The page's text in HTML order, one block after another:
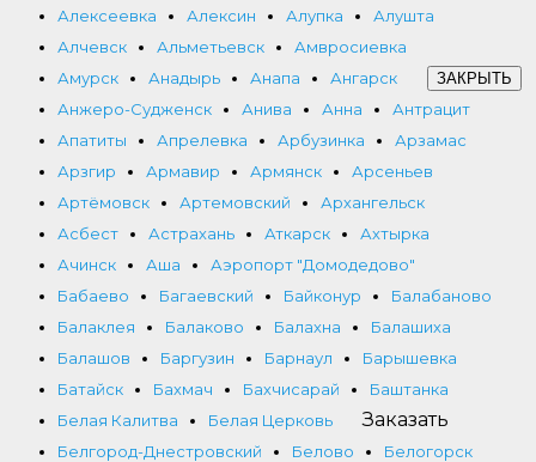
Алексеевка
Алексин Алупка
Алушта
Алчевск
Альметьевск
Амвросиевка
Амурск
Анадырь Анапа
Ангарск
Анжеро-Судженск
Анива Анна
Антрацит
Апатиты
Апрелевка Арбузинка
Арзамас
Арзгир
Армавир Армянск
Арсеньев
Артёмовск
Артемовский
Архангельск
Асбест
Астрахань Аткарск
Ахтырка
Ачинск
Аша
Аэропорт "Домодедово"
Бабаево
Багаевский Байконур
Балабаново
Балаклея
Балаково Балахна
Балашиха
Балашов
Баргузин Барнаул
Барышевка
Батайск
Бахмач Бахчисарай
Баштанка
Белая Калитва
Белая Церковь
Белгород-Днестровский
Белово
Белогорск
ЗАКРЫТЬ
Заказать